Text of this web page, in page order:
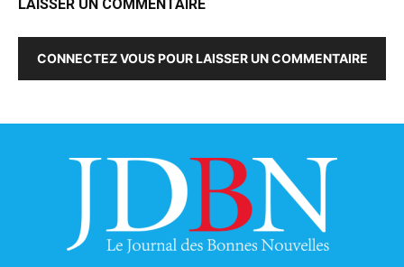
LAISSER UN COMMENTAIRE
CONNECTEZ VOUS POUR LAISSER UN COMMENTAIRE